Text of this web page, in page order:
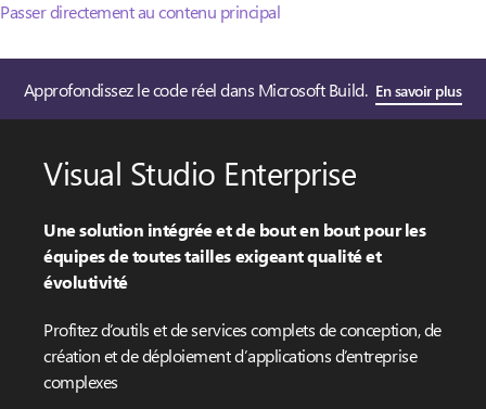
Passer directement au contenu principal
Approfondissez le code réel dans Microsoft Build. En savoir plus
Visual Studio Enterprise
Une solution intégrée et de bout en bout pour les
équipes de toutes tailles exigeant qualité et
évolutivité
Profitez d’outils et de services complets de conception, de
création et de déploiement d’applications d’entreprise
complexes